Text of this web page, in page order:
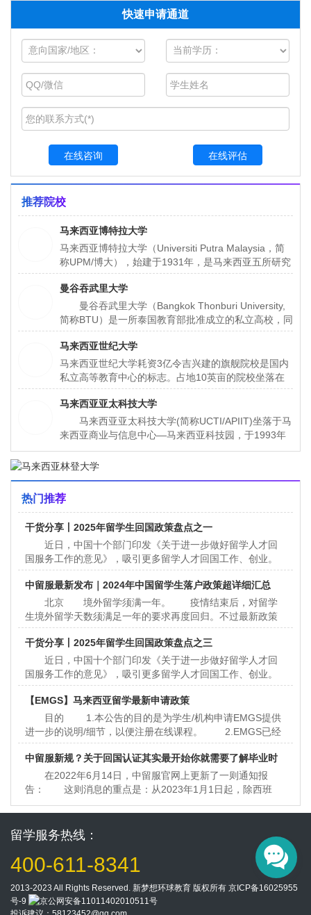
快速申请通道
在线咨询 在线评估
推荐院校
马来西亚博特拉大学
马来西亚博特拉大学（Universiti Putra Malaysia，简
称UPM/博大），始建于1931年，是马来西亚五所研究
性大学之一，也是马来西亚规模最大、在校人数最多的
大学（约有5万余人）。
曼谷吞武里大学
曼谷吞武里大学（Bangkok Thonburi University,
简称BTU）是一所泰国教育部批准成立的私立高校，同
时获得中国教育部教育涉外监管信息网认证的泰国高
校。大学坐落于泰国首都曼谷市的塔逸哇塔那区，是一
所具有30多年办学历史的综合性大学。大学所在地曼
谷市是泰国的政治、经济、文化中心。
马来西亚世纪大学
马来西亚世纪大学耗资3亿令吉兴建的旗舰院校是国内
私立高等教育中心的标志。占地10英亩的院校坐落在
哥打白沙罗，校内设有学术、研究和休闲设施，为全院
校27，000名学生中的12, 000名学生提供全面的学习
环境。
马来西亚亚太科技大学
马来西亚亚太科技大学(简称UCTI/APIIT)坐落于马
来西亚商业与信息中心—马来西亚科技园，于1993年
建校，共有学生约5，000人，教职员工约300名。
UCTI是马来西亚信息技术及电
热门推荐
干货分享丨2025年留学生回国政策盘点之一
近日，中国十个部门印发《关于进一步做好留学人才回
国服务工作的意见》，吸引更多留学人才回国工作、创业。
随着越来越多的留学生选择回国发展，为了吸引留学生，各
大城市也展
中留服最新发布｜2024年中国留学生落户政策超详细汇总
北京 境外留学须满一年。 疫情结束后，对留学
生境外留学天数须满足一年的要求再度回归。不过最新政策
并未明确要求满365天，而是用满一年来替换。根据教育部留
学服务
干货分享丨2025年留学生回国政策盘点之三
近日，中国十个部门印发《关于进一步做好留学人才回
国服务工作的意见》，吸引更多留学人才回国工作、创业。
随着越来越多的留学生选择回国发展，为了吸引留学生，各
大城市也展
【EMGS】马来西亚留学最新申请政策
目的 1.本公告的目的是为学生/机构申请EMGS提供
进一步的说明/细节，以便注册在线课程。 2.EMGS已经
向所有机构说明，他们必须确保所有学生在报名参加网上课
程前都已
中留服新规？关于回国认证其实最开始你就需要了解毕业时
在2022年6月14日，中留服官网上更新了一则通知报
告： 这则消息的重点是：从2023年1月1日起，除西班
牙、意大利两国的官方学位外，不再为其他国别（地区）尚
留学服务热线：
400-611-8341
2013-2023 All Rights Reserved. 新梦想环球教育 版权所有 京ICP备16025955
号-9
京公网安备11011402010511号